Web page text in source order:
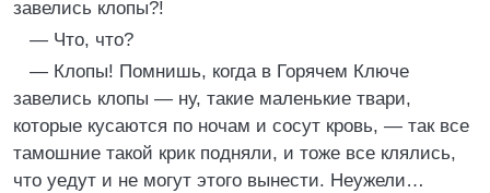
завелись клопы?!
— Что, что?
— Клопы! Помнишь, когда в Горячем Ключе
завелись клопы — ну, такие маленькие твари,
которые кусаются по ночам и сосут кровь, — так все
тамошние такой крик подняли, и тоже все клялись,
что уедут и не могут этого вынести. Неужели…